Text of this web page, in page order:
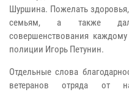
Шуршина. Пожелать
семьям, а также
совершенствования
полиции Игорь Петунин.
Отдельные слова
ветеранов отряда от